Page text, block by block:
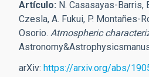
Artículo: N. Casasayas-Barris,
Czesla, A. Fukui, P. Montañes-
Osorio. Atmospheric
arXiv: https://arxiv.org/abs/